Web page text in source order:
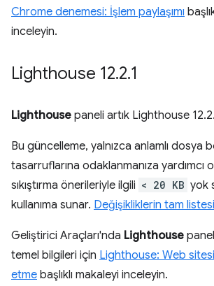
Chrome denemesi: İşlem paylaşımı
inceleyin.
Lighthouse 12.2.1
Lighthouse paneli artık Lighthouse
Bu güncelleme, yalnızca anlamlı dosya
tasarruflarına odaklanmanıza yardımcı
sıkıştırma önerileriyle ilgili < 20 KB yok
kullanıma sunar. Değişikliklerin tam
Geliştirici Araçları'nda Lighthouse
temel bilgileri için Lighthouse: Web sitesi
etme başlıklı makaleyi inceleyin.